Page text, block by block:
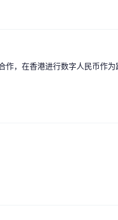
，在香港进行数字人民币作